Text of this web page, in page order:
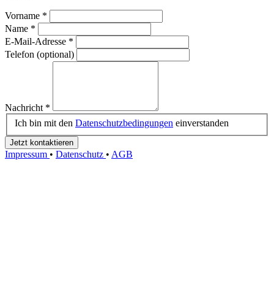
Vorname *
Name *
E-Mail-Adresse *
Telefon (optional)
Nachricht *
Ich bin mit den Datenschutzbedingungen einverstanden
Jetzt kontaktieren
Impressum • Datenschutz • AGB